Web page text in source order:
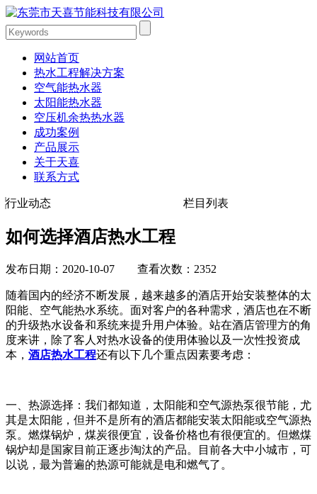
网站首页
热水工程解决方案
空气能热水器
太阳能热水器
空压机余热热水器
成功案例
产品展示
关于天喜
联系方式
行业动态 栏目列表
如何选择酒店热水工程
发布日期：2020-10-07 查看次数：2352
随着国内的经济不断发展，越来越多的酒店开始安装整体的太
阳能、空气能热水系统。面对客户的各种需求，酒店也在不断
的升级热水设备和系统来提升用户体验。站在酒店管理方的角
度来讲，除了客人对热水设备的使用体验以及一次性投资成
本， 酒店热水工程还有以下几个重点因素要考虑：
一、热源选择：我们都知道，太阳能和空气源热泵很节能，尤
其是太阳能，但并不是所有的酒店都能安装太阳能或空气源热
泵。燃煤锅炉，煤炭很便宜，设备价格也有很便宜的。但燃煤
锅炉却是国家目前正逐步淘汰的产品。目前各大中小城市，可
以说，最为普遍的热源可能就是电和燃气了。